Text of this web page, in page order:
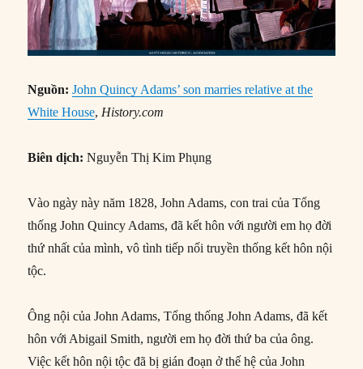
Nguồn:John Quincy Adams’ son marries relative at the
White House, History.com
Biên dịch:Nguyễn Thị Kim Phụng
Vào ngày này năm 1828, John Adams, con trai của Tổng
thống John Quincy Adams, đã kết hôn với người em họ đời
thứ nhất của mình, vô tình tiếp nối truyền thống kết hôn nội
tộc.
Ông nội của John Adams, Tổng thống John Adams, đã kết
hôn với Abigail Smith, người em họ đời thứ ba của ông.
Việc kết hôn nội tộc đã bị gián đoạn ở thế hệ của John